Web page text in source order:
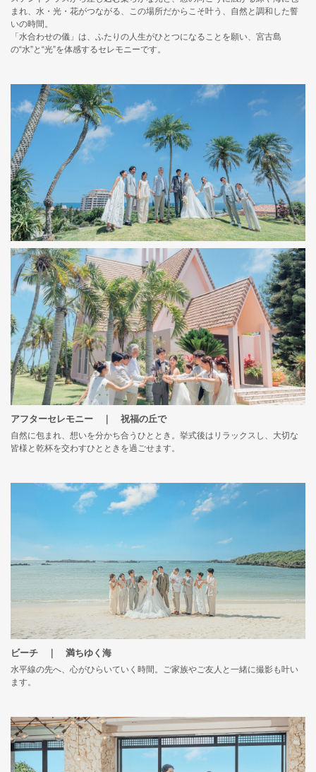
まれ、水・光・花がつながる、この場所だからこそ叶う、自然と調和した誓
いの時間。
「水合わせの儀」は、ふたりの人生がひとつになることを願い、宮古島
の“水”と“光”を体感するセレモニーです。
アフターセレモニー ｜ 祝福の丘で
自然に包まれ、想いを分かち合うひととき。挙式後はリラックスし、大切な
皆様と乾杯を交わすひとときを過ごせます。
ビーチ ｜ 満ちゆく海
水平線の先へ、心がひらいていく時間。ご家族やご友人と一緒に撮影も叶い
ます。